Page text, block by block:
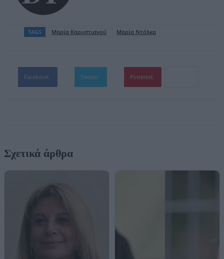
TAGS Μαρία Καρυστιανού Μαρία Ντόλκα
Facebook Twitter Pinterest
Σχετικά άρθρα